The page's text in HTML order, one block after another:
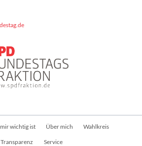
wichtig ist Über mich Wahlkreis
Transparenz Service